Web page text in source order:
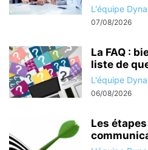
L'équipe
07/08/2026
La FAQ :
liste de
L'équipe
06/08/2026
Les